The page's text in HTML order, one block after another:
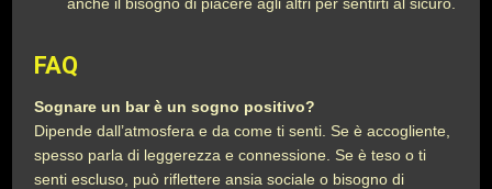
FAQ
Sognare un bar è un sogno positivo?
Dipende dall’atmosfera e da come ti senti. Se è accogliente,
spesso parla di leggerezza e connessione. Se è teso o ti
senti escluso, può riflettere ansia sociale o bisogno di